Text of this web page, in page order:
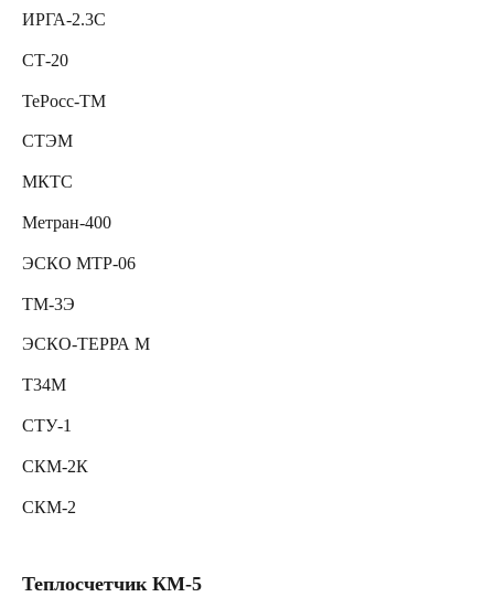
ИРГА-2.3C
СТ-20
ТеРосс-ТМ
СТЭМ
МКТС
Метран-400
ЭСКО МТР-06
ТМ-3Э
ЭСКО-ТЕРРА М
Т34М
СТУ-1
СКМ-2К
СКМ-2
Теплосчетчик КМ-5